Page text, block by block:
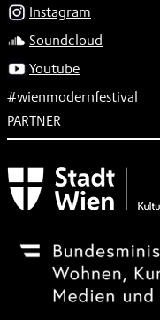
Instagram
Soundcloud
Youtube
#wienmodernfestival
PARTNER
Subventionsgeber